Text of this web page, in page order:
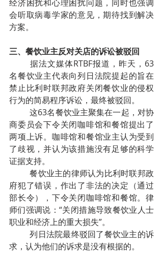
经济困扰和心理困扰问题，同时也强调
会听取病毒学家的意见，期待找到解决
方案。
三、餐饮业主反对关店的诉讼被驳回
据法文媒体RTBF报道，昨天，63
名餐饮业主代表向列日法院提起的旨在
禁止比利时联邦政府关闭餐饮业的侵权
行为的简易程序诉讼，最终被驳回。
这63名餐饮业主聚集在一起，对协
商委员会下令关闭咖啡馆和餐馆提出了
两项上诉。咖啡馆和餐馆业主认为受到
了歧视，并认为该措施没有足够的科学
证据支持。
餐饮业主的律师认为比利时联邦政
府犯了错误，作出了非法的决定（通过
部长令），下令关闭咖啡馆和餐馆。律
师们强调说：“关闭措施导致餐饮业人士
职业和经济上的重大损失”。
列日法院最终驳回了餐饮业主的诉
求，认为他们的诉求是没有根据的。